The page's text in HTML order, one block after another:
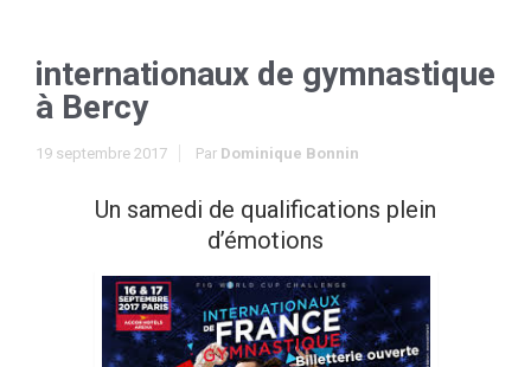
internationaux de gymnastique
à Bercy
19 septembre 2017 Par Dominique Bonnin
Un samedi de qualifications plein
d’émotions